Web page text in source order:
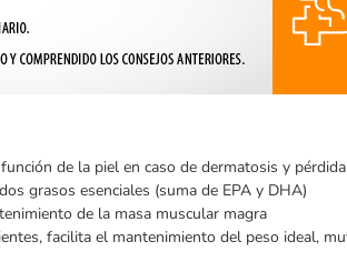
de la piel en caso de dermatosis y
grasos esenciales (suma de EPA y DHA)
de la masa muscular magra
facilita el mantenimiento del peso ideal,